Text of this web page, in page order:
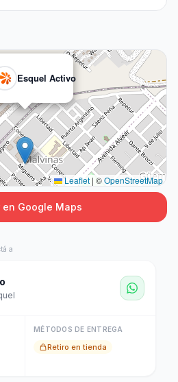
Esquel Activo
Leaflet | ©OpenStreetMap
en Google Maps
a
MÉTODOS DE ENTREGA
Retiro en tienda